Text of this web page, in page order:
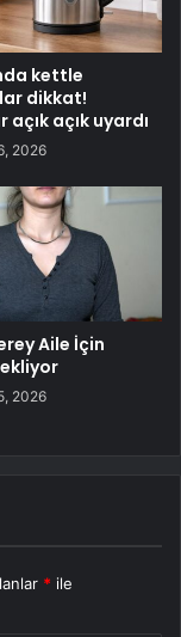
kettle
dikkat!
açık açık uyardı
2026
Aile İçin
2026
* ile